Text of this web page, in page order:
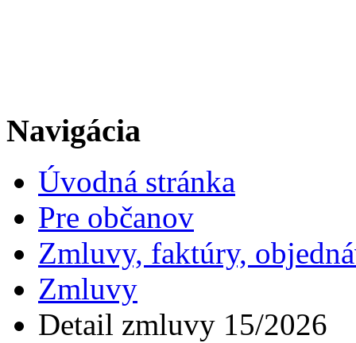
Navigácia
Úvodná stránka
Pre občanov
Zmluvy, faktúry,
Zmluvy
Detail zmluvy 15/2026